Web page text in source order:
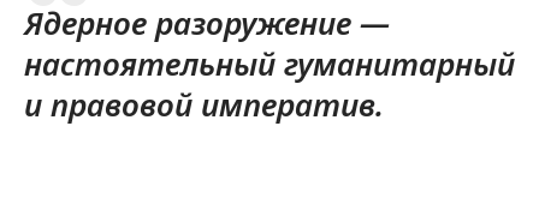
Ядерное разоружение —
настоятельный гуманитарный
и правовой императив.